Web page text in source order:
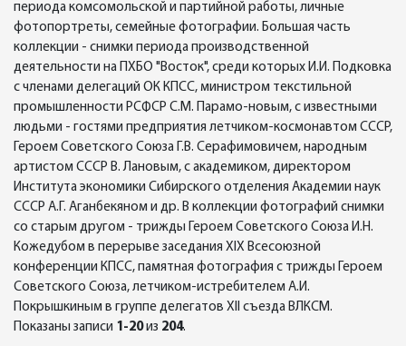
периода комсомольской и партийной работы, личные
фотопортреты, семейные фотографии. Большая часть
коллекции - снимки периода производственной
деятельности на ПХБО "Восток", среди которых И.И. Подковка
с членами делегаций ОК КПСС, министром текстильной
промышленности РСФСР С.М. Парамо-новым, с известными
людьми - гостями предприятия летчиком-космонавтом СССР,
Героем Советского Союза Г.В. Серафимовичем, народным
артистом СССР В. Лановым, с академиком, директором
Института экономики Сибирского отделения Академии наук
СССР А.Г. Аганбекяном и др. В коллекции фотографий снимки
со старым другом - трижды Героем Советского Союза И.Н.
Кожедубом в перерыве заседания ХIX Всесоюзной
конференции КПСС, памятная фотография с трижды Героем
Советского Союза, летчиком-истребителем А.И.
Покрышкиным в группе делегатов XII съезда ВЛКСМ.
Показаны записи 1-20из 204.